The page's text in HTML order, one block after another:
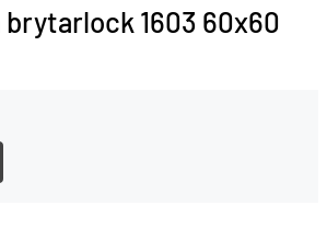
brytarlock 1603 60x60